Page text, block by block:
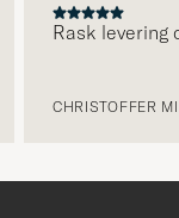
Rask levering
CHRISTOFFER